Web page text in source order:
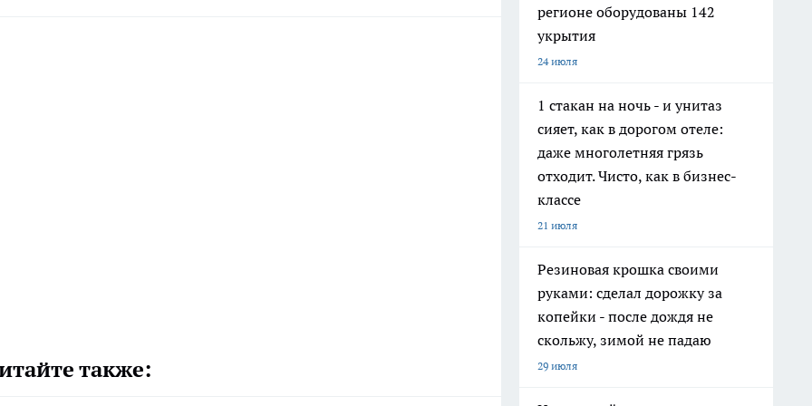
также:
регионе оборудованы 142
укрытия
24 июля
1 стакан на ночь - и унитаз
сияет, как в дорогом отеле:
даже многолетняя грязь
отходит. Чисто, как в бизнес-
классе
21 июля
Резиновая крошка своими
руками: сделал дорожку за
копейки - после дождя не
скольжу, зимой не падаю
29 июля